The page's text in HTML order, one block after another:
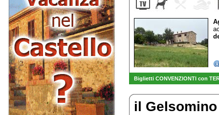
Biglietti CONVENZIONTI con
il